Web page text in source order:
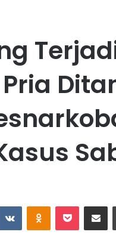
VKontakteOdnoklassniki
Pocket Share